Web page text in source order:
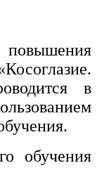
в
обучения